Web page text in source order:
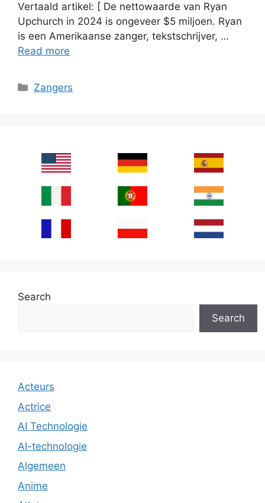
Vertaald artikel: [ De nettowaarde van Ryan
Upchurch in 2024 is ongeveer $5 miljoen. Ryan
is een Amerikaanse zanger, tekstschrijver, …
Read more
Categories
Zangers
Search
Search
Acteurs
Actrice
AI Technologie
AI-technologie
Algemeen
Anime